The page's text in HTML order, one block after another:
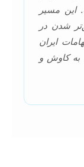
مسیر
شدن در
ایران
به کاوش و